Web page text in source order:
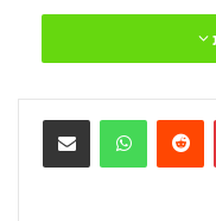
למים".
חי?
Reddit
WhatsApp
שתף